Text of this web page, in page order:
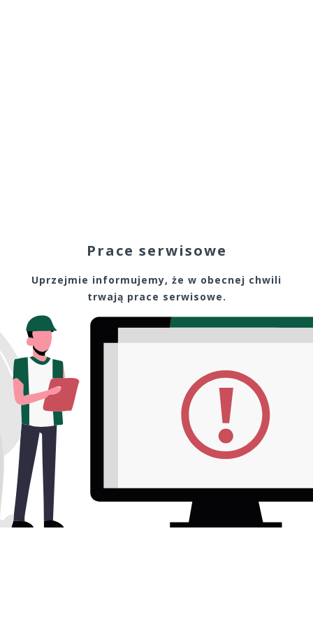
Prace serwisowe
Uprzejmie informujemy, że w obecnej chwili
trwają prace serwisowe.